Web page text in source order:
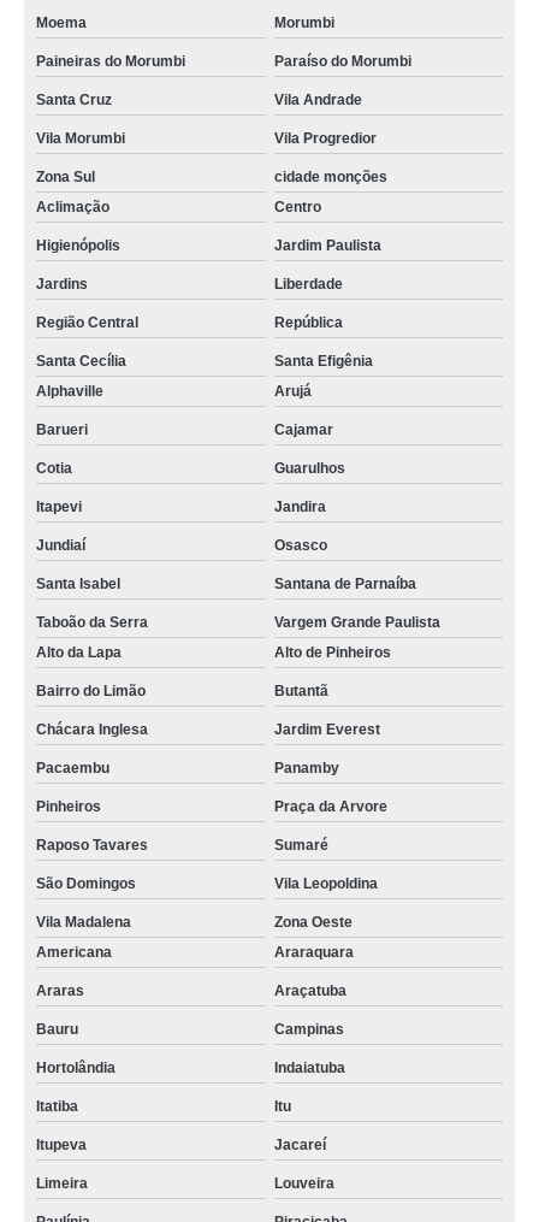
Moema Morumbi
Paineiras do Morumbi Paraíso do Morumbi
Santa Cruz Vila Andrade
Vila Morumbi Vila Progredior
Zona Sul
cidade monções
Aclimação
Centro
Higienópolis Jardim Paulista
Jardins Liberdade
Região Central República
Santa Cecília
Santa Efigênia
Alphaville
Arujá
Barueri Cajamar
Cotia Guarulhos
Itapevi Jandira
Jundiaí Osasco
Santa Isabel Santana de Parnaíba
Taboão da Serra
Vargem Grande Paulista
Alto da Lapa
Alto de Pinheiros
Bairro do Limão Butantã
Chácara Inglesa Jardim Everest
Pacaembu Panamby
Pinheiros Praça da Arvore
Raposo Tavares Sumaré
São Domingos Vila Leopoldina
Vila Madalena
Zona Oeste
Americana
Araraquara
Araras Araçatuba
Bauru Campinas
Hortolândia Indaiatuba
Itatiba Itu
Itupeva Jacareí
Limeira Louveira